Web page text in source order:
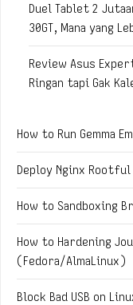
Duel Tablet 2
30GT, Mana yang
Review Asus
Ringan tapi Gak
How to Run Gemma
Deploy Nginx
How to Sandboxing
How to Hardening
(Fedora/AlmaLinux)
Block Bad USB on